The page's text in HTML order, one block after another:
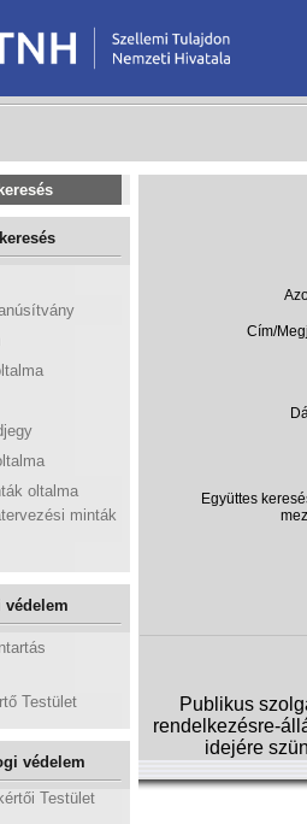
oltalma
minták
Testület
védelem
Testület
Cím/
Együttes
Publikus
rendelkezésre-
idejére